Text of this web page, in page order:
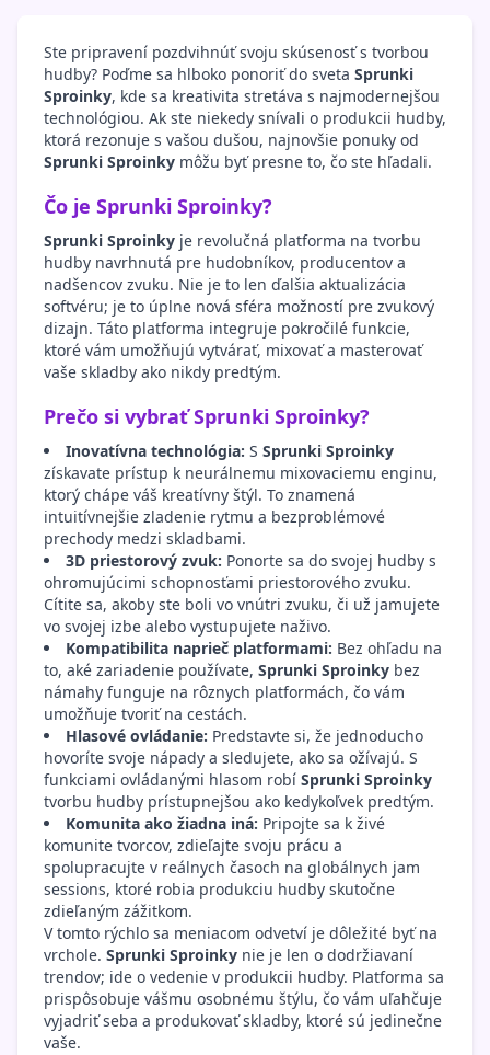
Ste pripravení pozdvihnúť svoju skúsenosť s tvorbou
hudby? Poďme sa hlboko ponoriť do sveta Sprunki
Sproinky, kde sa kreativita stretáva s najmodernejšou
technológiou. Ak ste niekedy snívali o produkcii hudby,
ktorá rezonuje s vašou dušou, najnovšie ponuky od
Sprunki Sproinky môžu byť presne to, čo ste hľadali.
Čo je Sprunki Sproinky?
Sprunki Sproinky je revolučná platforma na tvorbu
hudby navrhnutá pre hudobníkov, producentov a
nadšencov zvuku. Nie je to len ďalšia aktualizácia
softvéru; je to úplne nová sféra možností pre zvukový
dizajn. Táto platforma integruje pokročilé funkcie,
ktoré vám umožňujú vytvárať, mixovať a masterovať
vaše skladby ako nikdy predtým.
Prečo si vybrať Sprunki Sproinky?
Inovatívna technológia: S Sprunki Sproinky
získavate prístup k neurálnemu mixovaciemu enginu,
ktorý chápe váš kreatívny štýl. To znamená
intuitívnejšie zladenie rytmu a bezproblémové
prechody medzi skladbami.
3D priestorový zvuk: Ponorte sa do svojej hudby s
ohromujúcimi schopnosťami priestorového zvuku.
Cítite sa, akoby ste boli vo vnútri zvuku, či už jamujete
vo svojej izbe alebo vystupujete naživo.
Kompatibilita naprieč platformami: Bez ohľadu na
to, aké zariadenie používate, Sprunki Sproinky bez
námahy funguje na rôznych platformách, čo vám
umožňuje tvoriť na cestách.
Hlasové ovládanie: Predstavte si, že jednoducho
hovoríte svoje nápady a sledujete, ako sa ožívajú. S
funkciami ovládanými hlasom robí Sprunki Sproinky
tvorbu hudby prístupnejšou ako kedykoľvek predtým.
Komunita ako žiadna iná: Pripojte sa k živé
komunite tvorcov, zdieľajte svoju prácu a
spolupracujte v reálnych časoch na globálnych jam
sessions, ktoré robia produkciu hudby skutočne
zdieľaným zážitkom.
V tomto rýchlo sa meniacom odvetví je dôležité byť na
vrchole. Sprunki Sproinky nie je len o dodržiavaní
trendov; ide o vedenie v produkcii hudby. Platforma sa
prispôsobuje vášmu osobnému štýlu, čo vám uľahčuje
vyjadriť seba a produkovať skladby, ktoré sú jedinečne
vaše.